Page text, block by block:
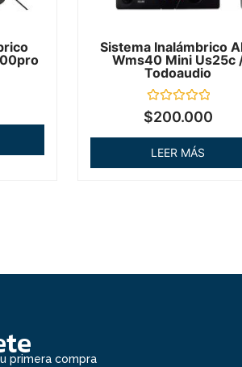
Sistema Inalámbrico
Wms40 Mini Us25c
Todoaudio
Valorado
en
de
5
$200.000
LEER MÁS
primera compra